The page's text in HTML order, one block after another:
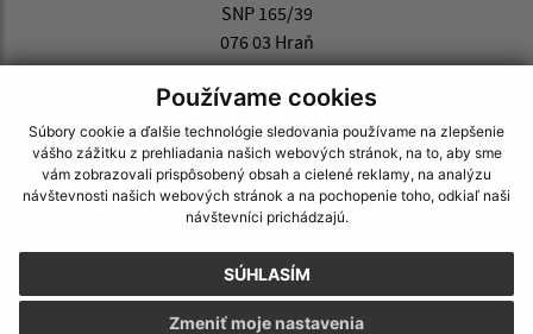
Používame cookies
Súbory cookie a ďalšie technológie sledovania používame na zlepšenie
vášho zážitku z prehliadania našich webových stránok, na to, aby sme
vám zobrazovali prispôsobený obsah a cielené reklamy, na analýzu
návštevnosti našich webových stránok a na pochopenie toho, odkiaľ naši
návštevníci prichádzajú.
SÚHLASÍM
Zmeniť moje nastavenia
SNP 165/39
076 03 Hraň
info@hran.sk
IČO: 00331538